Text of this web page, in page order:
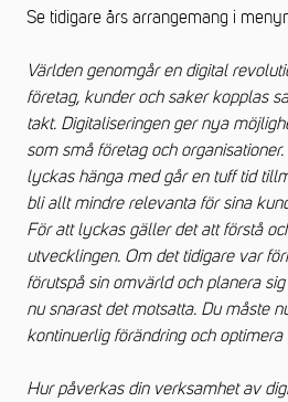
Se tidigare års arrangemang i
Världen genomgår en digital
företag, kunder och saker kopplas
takt. Digitaliseringen ger nya
som små företag och
lyckas hänga med går en tuff tid
bli allt mindre relevanta för sina
För att lyckas gäller det att förstå
utvecklingen. Om det tidigare var
förutspå sin omvärld och planera
nu snarast det motsatta. Du måste
kontinuerlig förändring och optimera
Hur påverkas din verksamhet av